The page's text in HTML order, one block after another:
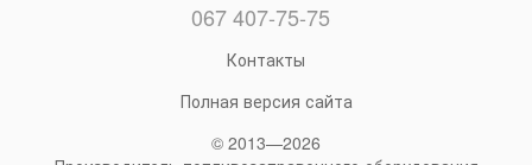
067 407-75-75
Контакты
Полная версия сайта
© 2013—2026